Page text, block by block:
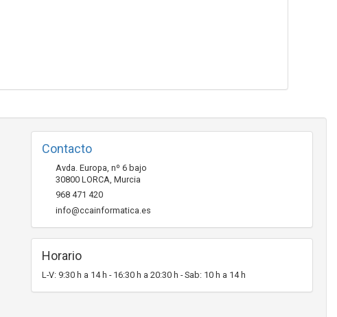
Contacto
Avda. Europa, nº 6 bajo
30800 LORCA, Murcia
968 471 420
info@ccainformatica.es
Horario
L-V: 9:30 h a 14 h - 16:30 h a 20:30 h - Sab: 10 h a 14 h